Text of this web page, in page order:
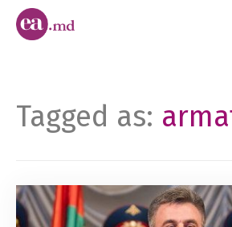
Tagged as: